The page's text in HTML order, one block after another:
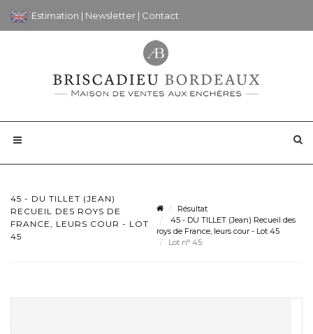
Estimation | Newsletter | Contact
45 - DU TILLET (JEAN)
RECUEIL DES ROYS DE
FRANCE, LEURS COUR - LOT
45
Résultat
45 - DU TILLET (Jean) Recueil des
roys de France, leurs cour - Lot 45
Lot n° 45